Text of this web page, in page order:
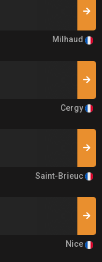
Milhaud
Cergy
Saint-Brieuc
Nice